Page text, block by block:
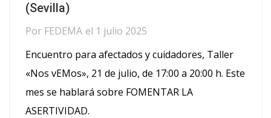
(Sevilla)
Por FEDEMA el 1 julio 2025
Encuentro para afectados y cuidadores, Taller
«Nos vEMos», 21 de julio, de 17:00 a 20:00 h. Este
mes se hablará sobre FOMENTAR LA
ASERTIVIDAD.